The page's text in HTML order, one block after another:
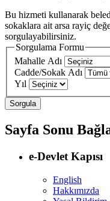
Bu hizmeti kullanarak
sokaklara ait arsa rayiç
sorgulayabilirsiniz.
Sorgulama Formu
Mahalle Adı
Cadde/Sokak Adı
Yıl
Sayfa Sonu
e-Devlet Kapısı
English
Hakkımızda